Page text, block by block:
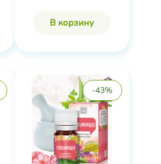
В корзину
-43%